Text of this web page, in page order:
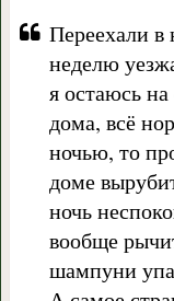
Переехали
неделю
я остаюсь
дома, всё
ночью, то
доме
ночь
вообще
шампуни